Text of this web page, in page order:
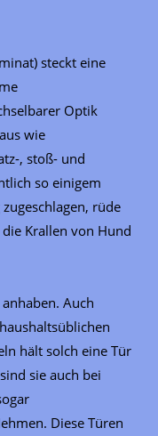
steckt eine
Optik
wie
, stoß- und
so einigem
rüde
Krallen von Hund
Auch
hält solch eine Tür
sie auch bei
Diese Türen